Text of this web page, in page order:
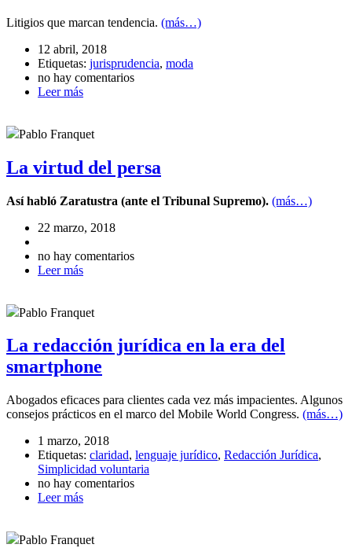
Litigios que marcan tendencia. (más…)
12 abril, 2018
Etiquetas: jurisprudencia, moda
no hay comentarios
Leer más
Pablo Franquet
La virtud del persa
Así habló Zaratustra (ante el Tribunal Supremo). (más…)
22 marzo, 2018
no hay comentarios
Leer más
Pablo Franquet
La redacción jurídica en la era del
smartphone
Abogados eficaces para clientes cada vez más impacientes. Algunos
consejos prácticos en el marco del Mobile World Congress. (más…)
1 marzo, 2018
Etiquetas: claridad, lenguaje jurídico, Redacción Jurídica,
Simplicidad voluntaria
no hay comentarios
Leer más
Pablo Franquet